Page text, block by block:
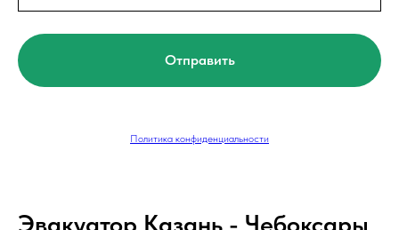
Отправить
Политика конфиденциальности
Эвакуатор Казань - Чебоксары